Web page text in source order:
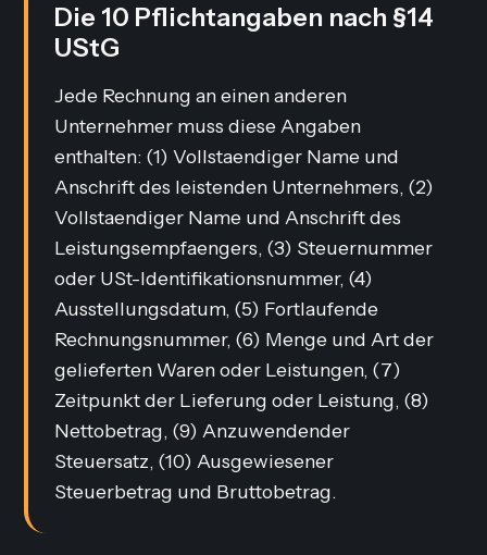
Die 10 Pflichtangaben nach §14
UStG
Jede Rechnung an einen anderen
Unternehmer muss diese Angaben
enthalten: (1) Vollstaendiger Name und
Anschrift des leistenden Unternehmers, (2)
Vollstaendiger Name und Anschrift des
Leistungsempfaengers, (3) Steuernummer
oder USt-Identifikationsnummer, (4)
Ausstellungsdatum, (5) Fortlaufende
Rechnungsnummer, (6) Menge und Art der
gelieferten Waren oder Leistungen, (7)
Zeitpunkt der Lieferung oder Leistung, (8)
Nettobetrag, (9) Anzuwendender
Steuersatz, (10) Ausgewiesener
Steuerbetrag und Bruttobetrag.